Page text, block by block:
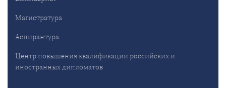
Магистратура
Аспирантура
Центр повышения квалификации российских и
иностранных дипломатов